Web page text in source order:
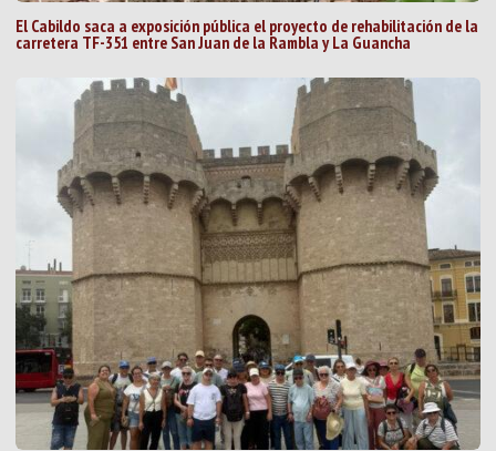
El Cabildo saca a exposición pública el proyecto de rehabilitación de la
carretera TF-351 entre San Juan de la Rambla y La Guancha